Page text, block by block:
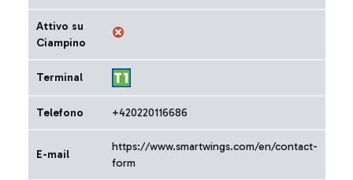
Attivo su
Ciampino
Terminal
Telefono +420220116686
E-mail
https://www.smartwings.com/en/contact-
form